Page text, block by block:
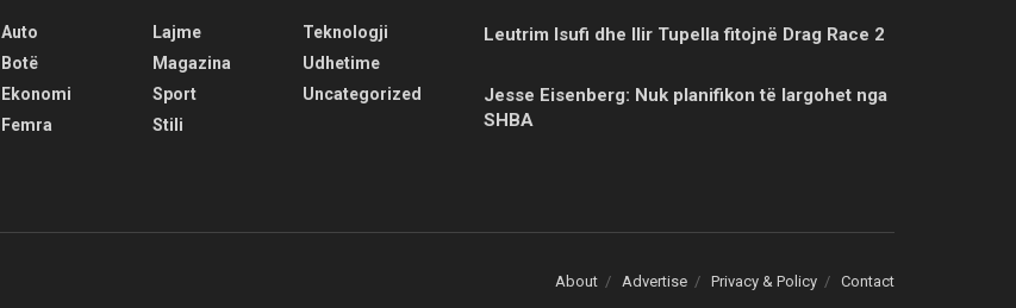
Auto
Botë
Ekonomi
Femra
Lajme
Magazina
Sport
Stili
Teknologji
Udhetime
Uncategorized
Leutrim Isufi dhe Ilir Tupella fitojnë Drag Race 2
Jesse Eisenberg: Nuk planifikon të largohet nga
SHBA
About Advertise Privacy & Policy Contact